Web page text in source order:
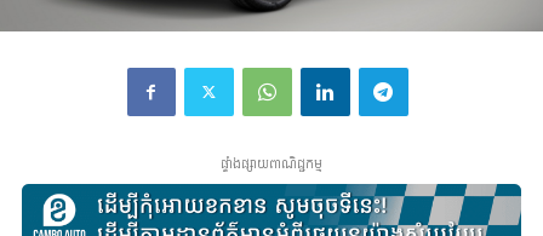
ផ្ទាំងផ្សាយពាណិជ្ជកម្ម